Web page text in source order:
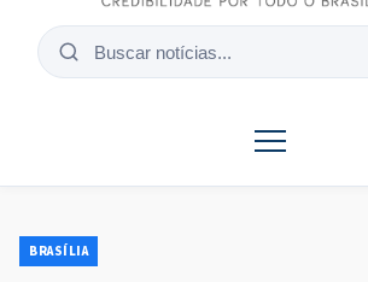
Buscar
BRASÍLIA